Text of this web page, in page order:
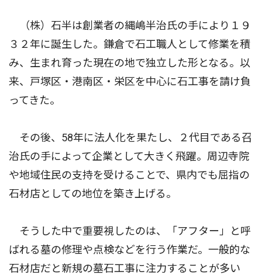
（株）石半は創業者の縄嶋半治氏の手により１９
３２年に誕生した。鎌倉で石工職人として修業を積
み、生まれ育った現在の地で独立した形となる。以
来、戸塚区・港南区・栄区を中心に石工事を請け負
ってきた。
その後、58年に法人化を果たし、２代目である召
治氏の手によって企業として大きく飛躍。周辺寺院
や地域住民の支持を受けることで、県内でも屈指の
石材店としての地位を築き上げる。
そうした中で重要視したのは、「アフター」と呼
ばれる墓の修理や点検などを行う作業だ。一般的な
石材店だと新規の墓石工事に注力することが多い